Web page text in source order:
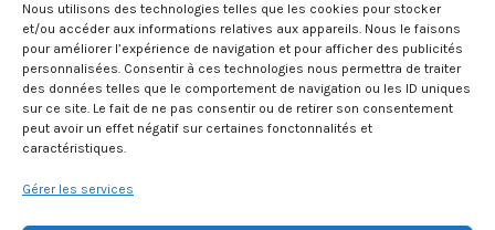
Nous utilisons des technologies telles que les cookies pour stocker
et/ou accéder aux informations relatives aux appareils. Nous le faisons
pour améliorer l’expérience de navigation et pour afficher des publicités
personnalisées. Consentir à ces technologies nous permettra de traiter
des données telles que le comportement de navigation ou les ID uniques
sur ce site. Le fait de ne pas consentir ou de retirer son consentement
peut avoir un effet négatif sur certaines fonctonnalités et
caractéristiques.
Gérer les services
2000 Deux Mille Ans D’histoire De La Bretagne
20 juillet 2026